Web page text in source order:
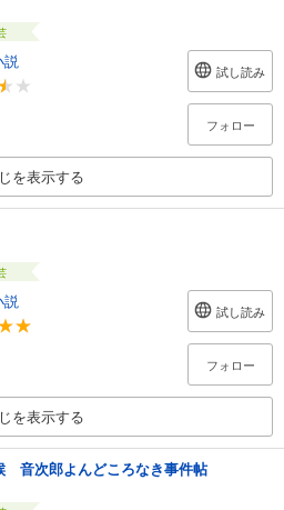
説
試し読み
フォロー
を表示する
説
試し読み
フォロー
を表示する
音次郎よんどころなき事件帖